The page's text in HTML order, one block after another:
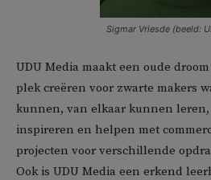
Sigmar Vriesde (beeld:
UDU Media maakt een oude
plek creëren voor zwarte makers
kunnen, van elkaar kunnen
inspireren en helpen met
projecten voor verschillende
Ook is UDU Media een erkend